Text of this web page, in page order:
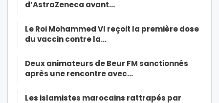
d’AstraZeneca avant…
Le Roi Mohammed VI reçoit la première dose
du vaccin contre la…
Deux animateurs de Beur FM sanctionnés
après une rencontre avec…
Les islamistes marocains rattrapés par